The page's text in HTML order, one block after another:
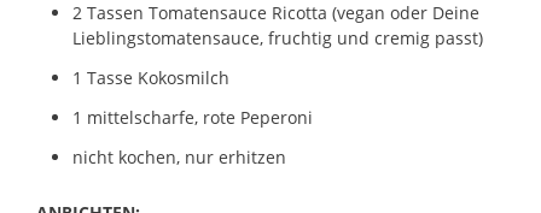
2 Tassen Tomatensauce Ricotta (vegan oder Deine
Lieblingstomatensauce, fruchtig und cremig passt)
1 Tasse Kokosmilch
1 mittelscharfe, rote Peperoni
nicht kochen, nur erhitzen